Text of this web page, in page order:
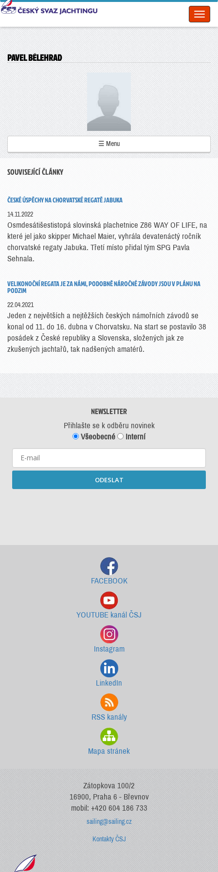
PAVEL BĚLEHRAD
☰ Menu
SOUVISEJÍCÍ ČLÁNKY
ČESKÉ ÚSPĚCHY NA CHORVATSKÉ REGATĚ JABUKA
14.11.2022
Osmdesátišestistopá slovinská plachetnice Z86 WAY OF LIFE, na
které jel jako skipper Michael Maier, vyhrála devatenáctý ročník
chorvatské regaty Jabuka. Třetí místo přidal tým SPG Pavla
Sehnala.
VELIKONOČNÍ REGATA JE ZA NÁMI, PODOBNĚ NÁROČNÉ ZÁVODY JSOU V PLÁNU NA
PODZIM
22.04.2021
Jeden z největších a nejtěžších českých námořních závodů se
konal od 11. do 16. dubna v Chorvatsku. Na start se postavilo 38
posádek z České republiky a Slovenska, složených jak ze
zkušených jachtařů, tak nadšených amatérů.
NEWSLETTER
Přihlašte se k odběru novinek
Všeobecné
Interní
ODESLAT
FACEBOOK
YOUTUBE kanál ČSJ
Instagram
LinkedIn
RSS kanály
Mapa stránek
Zátopkova 100/2
16900, Praha 6 - Břevnov
mobil: +420 604 186 733
sailing@sailing.cz
Kontakty ČSJ